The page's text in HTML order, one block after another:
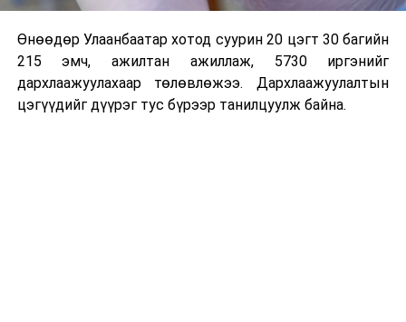
Өнөөдөр Улаанбаатар хотод суурин 20 цэгт 30 багийн
215 эмч, ажилтан ажиллаж, 5730 иргэнийг
дархлаажуулахаар төлөвлөжээ. Дархлаажуулалтын
цэгүүдийг дүүрэг тус бүрээр танилцуулж байна.